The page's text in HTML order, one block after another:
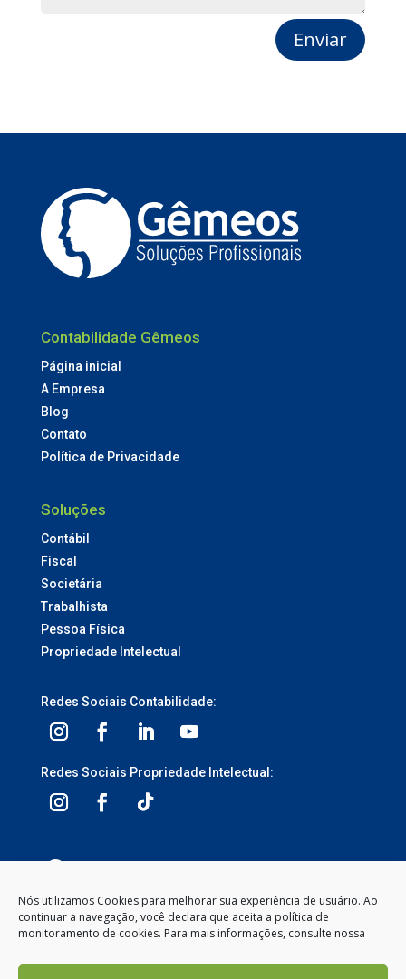
Nós utilizamos Cookies para melhorar sua experiência de usuário. Ao
continuar a navegação, você declara que aceita a política de
monitoramento de cookies. Para mais informações, consulte nossa
Enviar
Contabilidade Gêmeos
Página inicial
A Empresa
Blog
Contato
Política de Privacidade
Soluções
Contábil
Fiscal
Societária
Trabalhista
Pessoa Física
Propriedade Intelectual
Redes Sociais Contabilidade:
Redes Sociais Propriedade Intelectual:
Segunda à Sexta-feira
8:00 às 12:00 – 13:30 às 18:00